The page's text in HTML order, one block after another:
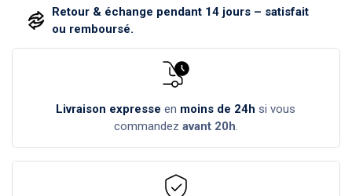
Retour & échange pendant 14 jours – satisfait
ou remboursé.
Livraison expresse en moins de 24h si vous
commandez avant 20h.